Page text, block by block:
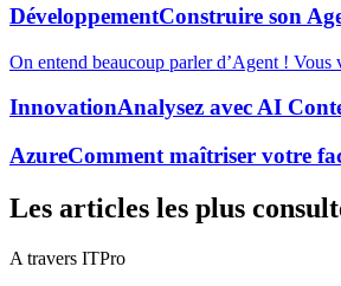
DéveloppementConstruire son
On entend beaucoup parler d’Agent !
InnovationAnalysez avec AI
AzureComment maîtriser votre
Les articles les plus
A travers ITPro